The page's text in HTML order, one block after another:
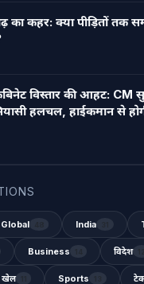
का कहर: क्या पीड़ितों तक
विस्तार की आहट: CM
हलचल, हाईकमान से
Global India
Business विदेश
खेल Sports